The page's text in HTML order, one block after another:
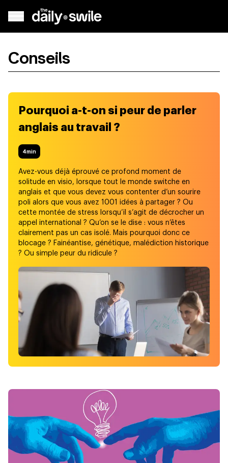
Conseils
Pourquoi a-t-on si peur de parler
anglais au travail ?
4min
Avez-vous déjà éprouvé ce profond moment de
solitude en visio, lorsque tout le monde switche en
anglais et que vous devez vous contenter d’un sourire
poli alors que vous avez 1001 idées à partager ? Ou
cette montée de stress lorsqu’il s’agit de décrocher un
appel international ? Qu’on se le dise : vous n’êtes
clairement pas un cas isolé. Mais pourquoi donc ce
blocage ? Fainéantise, génétique, malédiction historique
? Ou simple peur du ridicule ?